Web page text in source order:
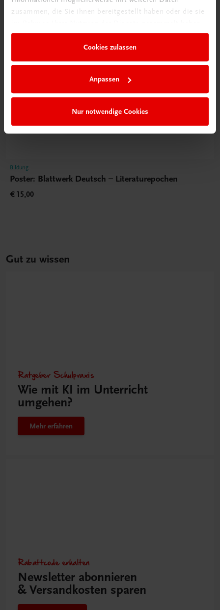
zusammen, die Sie ihnen bereitgestellt haben oder die sie
Cookies zulassen
Anpassen
Nur notwendige Cookies
Bildung
Poster: Blattwerk Deutsch – Literaturepochen
€ 15,00
Gut zu wissen
Ratgeber Schulpraxis
Wie mit KI im Unterricht
umgehen?
Mehr erfahren
Rabattcode erhalten
Newsletter abonnieren
& Versandkosten sparen